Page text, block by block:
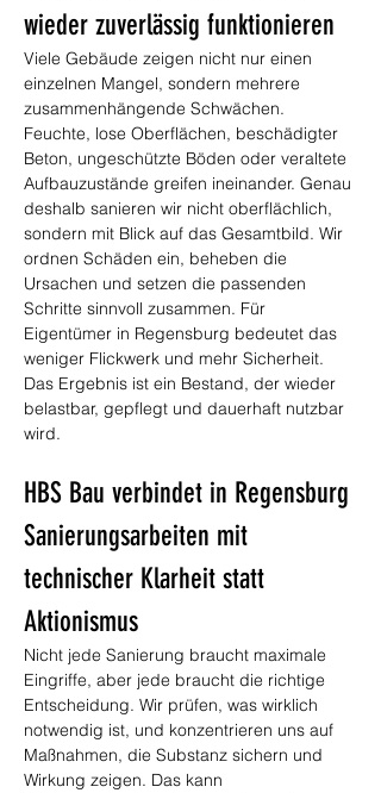
wieder zuverlässig funktionieren
Viele Gebäude zeigen nicht nur einen
einzelnen Mangel, sondern mehrere
zusammenhängende Schwächen.
Feuchte, lose Oberflächen, beschädigter
Beton, ungeschützte Böden oder veraltete
Aufbauzustände greifen ineinander. Genau
deshalb sanieren wir nicht oberflächlich,
sondern mit Blick auf das Gesamtbild. Wir
ordnen Schäden ein, beheben die
Ursachen und setzen die passenden
Schritte sinnvoll zusammen. Für
Eigentümer in Regensburg bedeutet das
weniger Flickwerk und mehr Sicherheit.
Das Ergebnis ist ein Bestand, der wieder
belastbar, gepflegt und dauerhaft nutzbar
wird.
HBS Bau verbindet in Regensburg
Sanierungsarbeiten mit
technischer Klarheit statt
Aktionismus
Nicht jede Sanierung braucht maximale
Eingriffe, aber jede braucht die richtige
Entscheidung. Wir prüfen, was wirklich
notwendig ist, und konzentrieren uns auf
Maßnahmen, die Substanz sichern und
Wirkung zeigen. Das kann